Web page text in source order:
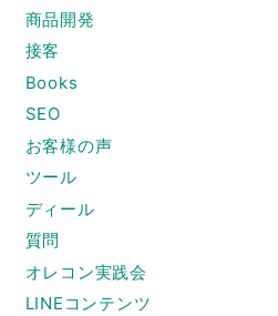
商品開発
接客
Books
SEO
お客様の声
ツール
ディール
質問
オレコン実践会
LINEコンテンツ